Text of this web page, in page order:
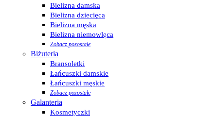
Bielizna damska
Bielizna dziecięca
Bielizna męska
Bielizna niemowlęca
Zobacz pozostałe
Biżuteria
Bransoletki
Łańcuszki damskie
Łańcuszki męskie
Zobacz pozostałe
Galanteria
Kosmetyczki